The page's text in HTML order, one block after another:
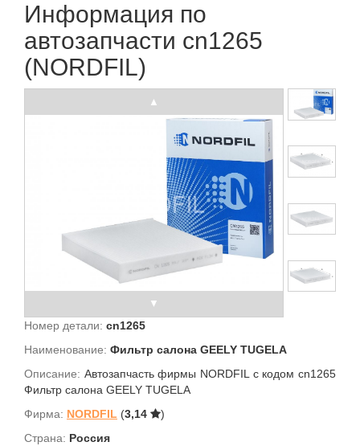
Информация по
автозапчасти cn1265
(NORDFIL)
Номер детали: cn1265
Наименование: Фильтр салона GEELY TUGELA
Описание: Автозапчасть фирмы NORDFIL с кодом cn1265
Фильтр салона GEELY TUGELA
Фирма: NORDFIL (3,14
)
Страна: Россия